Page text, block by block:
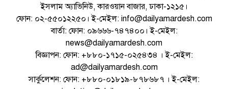
ইসলাম অ্যাভিনিউ, কারওয়ান বাজার, ঢাকা-১২১৫।
ফোন: ০২-৫৫০১২২৫০। ই-মেইল: info@dailyamardesh.com
বার্তা: ফোন: ০৯৬৬৬-৭৪৭৪০০। ই-মেইল:
news@dailyamardesh.com
বিজ্ঞাপন: ফোন: +৮৮০-১৭১৫-০২৫৪৩৪ । ই-মেইল:
ad@dailyamardesh.com
সার্কুলেশন: ফোন: +৮৮০-০১৮১৯-৮৭৮৬৮৭ । ই-মেইল: